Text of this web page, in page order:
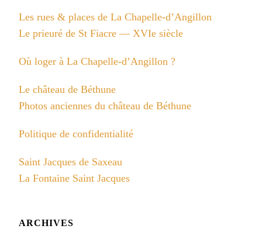
Les rues & places de La Chapelle-d’Angillon
Le prieuré de St Fiacre — XVIe siècle
Où loger à La Chapelle-d’Angillon ?
Le château de Béthune
Photos anciennes du château de Béthune
Politique de confidentialité
Saint Jacques de Saxeau
La Fontaine Saint Jacques
ARCHIVES